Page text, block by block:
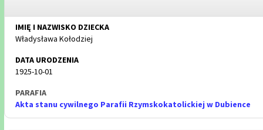
Władysława Kołodziej
1925-10-01
Akta stanu cywilnego Parafii Rzymskokatolickiej w Dubience